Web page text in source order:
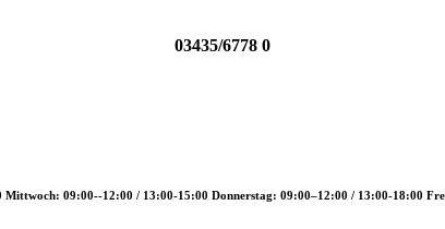
03435/6778 0
09:00--12:00 / 13:00-15:00 Donnerstag: 09:00–12:00 / 13:00-18:00